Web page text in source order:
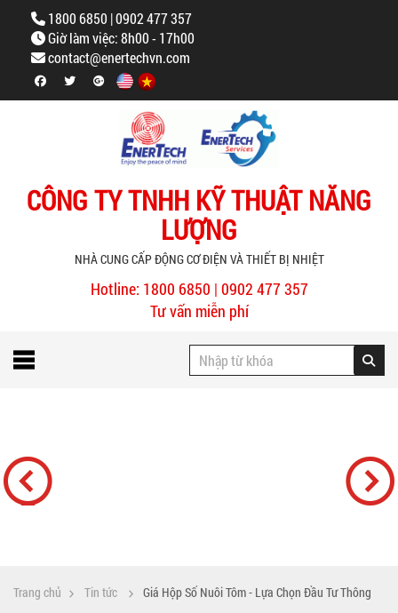
1800 6850 | 0902 477 357
Giờ làm việc: 8h00 - 17h00
contact@enertechvn.com
CÔNG TY TNHH KỸ THUẬT NĂNG
LƯỢNG
NHÀ CUNG CẤP ĐỘNG CƠ ĐIỆN VÀ THIẾT BỊ NHIỆT
Hotline: 1800 6850 | 0902 477 357
Tư vấn miễn phí
Trang chủ Tin tức Giá Hộp Số Nuôi Tôm - Lựa Chọn Đầu Tư Thông